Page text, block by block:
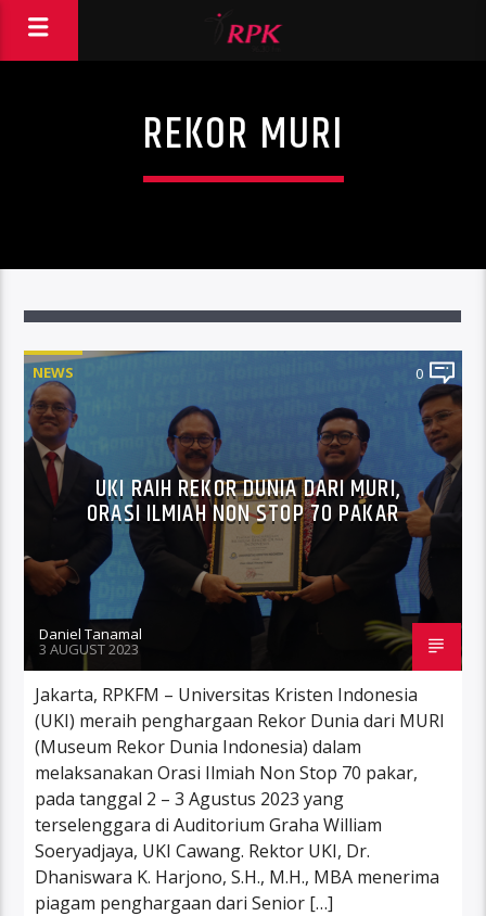
REKOR MURI
NEWS 0
UKI RAIH REKOR DUNIA DARI MURI,
ORASI ILMIAH NON STOP 70 PAKAR
Daniel Tanamal
3 AUGUST 2023
Jakarta, RPKFM – Universitas Kristen Indonesia
(UKI) meraih penghargaan Rekor Dunia dari MURI
(Museum Rekor Dunia Indonesia) dalam
melaksanakan Orasi Ilmiah Non Stop 70 pakar,
pada tanggal 2 – 3 Agustus 2023 yang
terselenggara di Auditorium Graha William
Soeryadjaya, UKI Cawang. Rektor UKI, Dr.
Dhaniswara K. Harjono, S.H., M.H., MBA menerima
piagam penghargaan dari Senior […]